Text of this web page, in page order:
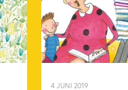
4 JUNI 2019